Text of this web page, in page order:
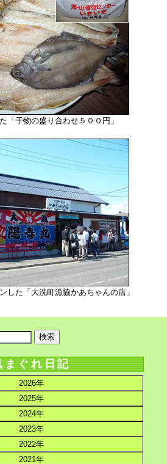
「干物の盛り合わせ５００円」
した「大洗町漁協かあちゃんの店」
まぐれ日記